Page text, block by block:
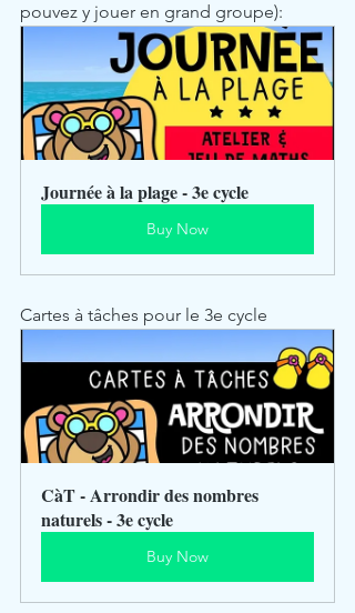
pouvez y jouer en grand groupe):
Journée à la plage - 3e cycle
Buy Now
Cartes à tâches pour le 3e cycle
CàT - Arrondir des nombres
naturels - 3e cycle
Buy Now